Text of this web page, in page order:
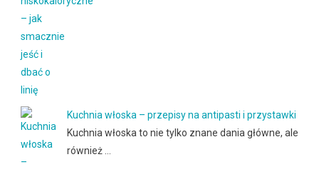
Kuchnia włoska – przepisy na antipasti i przystawki
Kuchnia włoska to nie tylko znane dania główne, ale
również …